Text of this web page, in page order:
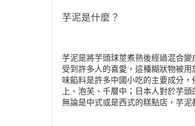
芋泥是什麼？
芋泥是將芋頭球莖煮熟後經過混合
受到許多人的喜愛，這種糊狀物被
味餡料是許多中國小吃的主要成分
上、泡芙、千層中；日本人對於芋
無論是中式或是西式的糕點店，芋泥